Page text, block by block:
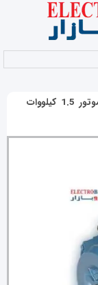
الکتروموتور 1.5 کیلووات